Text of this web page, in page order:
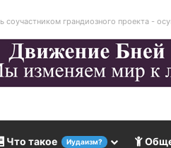
соучастником грандиозного проекта -
Что такое Иудаизм?